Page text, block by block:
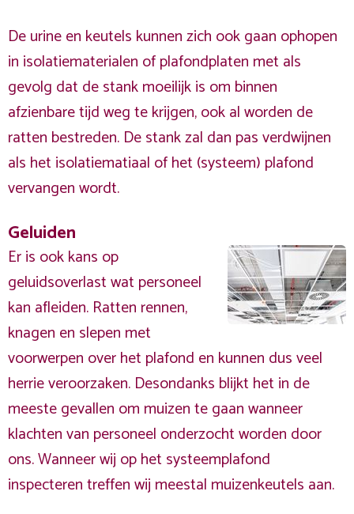
De urine en keutels kunnen zich ook gaan ophopen
in isolatiematerialen of plafondplaten met als
gevolg dat de stank moeilijk is om binnen
afzienbare tijd weg te krijgen, ook al worden de
ratten bestreden. De stank zal dan pas verdwijnen
als het isolatiematiaal of het (systeem) plafond
vervangen wordt.
Geluiden
Er is ook kans op
geluidsoverlast wat personeel
kan afleiden. Ratten rennen,
knagen en slepen met
voorwerpen over het plafond en kunnen dus veel
herrie veroorzaken. Desondanks blijkt het in de
meeste gevallen om muizen te gaan wanneer
klachten van personeel onderzocht worden door
ons. Wanneer wij op het systeemplafond
inspecteren treffen wij meestal muizenkeutels aan.